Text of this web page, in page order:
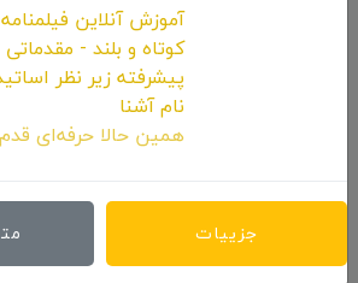
اولین کامنت و یا نظر را شما ثبت
ارسال نظرات
آموزش آنلاین
کوتاه و بلند - مقدماتی
پیشرفته زیر نظر
نام آشنا
همین حالا حرفه‌ای قدم
جزییات